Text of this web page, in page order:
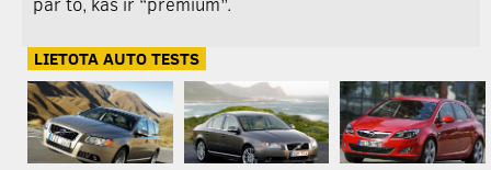
LIETOTA AUTO TESTS